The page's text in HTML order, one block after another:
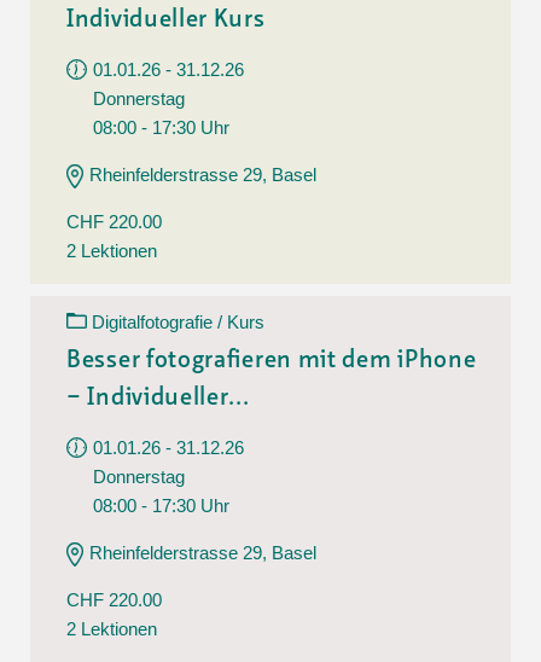
Individueller Kurs
01.01.26 - 31.12.26
Donnerstag
08:00 - 17:30 Uhr
Rheinfelderstrasse 29, Basel
CHF 220.00
2 Lektionen
Digitalfotografie / Kurs
Besser fotografieren mit dem iPhone
– Individueller...
01.01.26 - 31.12.26
Donnerstag
08:00 - 17:30 Uhr
Rheinfelderstrasse 29, Basel
CHF 220.00
2 Lektionen